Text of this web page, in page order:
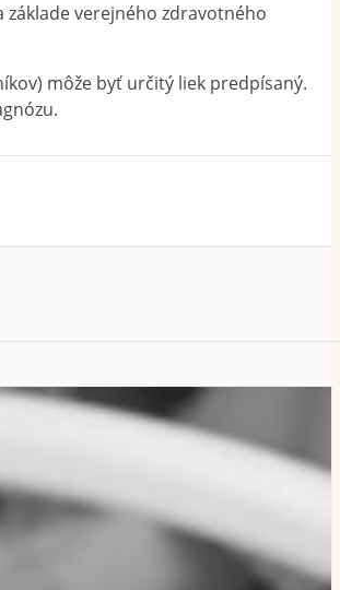
verejného zdravotného
môže byť určitý liek predpísaný.